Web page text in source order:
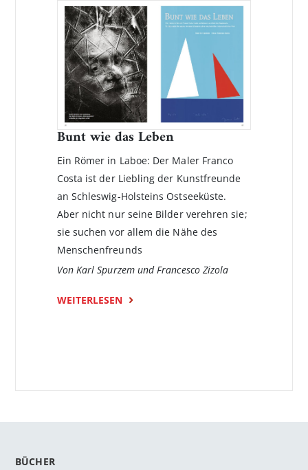
Bunt wie das Leben
Ein Römer in Laboe: Der Maler Franco
Costa ist der Liebling der Kunstfreunde
an Schleswig-Holsteins Ostseeküste.
Aber nicht nur seine Bilder ver­ehren sie;
sie suchen vor allem die Nähe des
Menschenfreunds
Von Karl Spurzem und Francesco Zizola
WEITERLESEN
BÜCHER